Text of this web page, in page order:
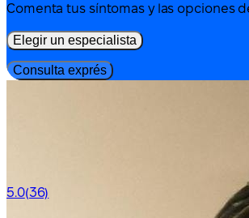
Comenta tus síntomas y las opciones
Elegir un especialista
Consulta exprés
5.0(36)